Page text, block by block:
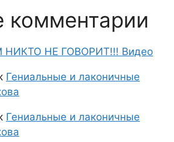
комментарии
НИКТО НЕ ГОВОРИТ!!! Видео
Гениальные и лаконичные
Гениальные и лаконичные